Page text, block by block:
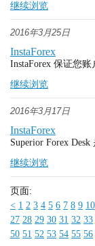
继续浏览
2016年3月25日
InstaForex
InstaForex 保证您
继续浏览
2016年3月17日
InstaForex
Superior Forex
继续浏览
页面:
< 1 2 3 4 5 6 7 8 9 10
27 28 29 30 31 32 33
50 51 52 53 54 55 56